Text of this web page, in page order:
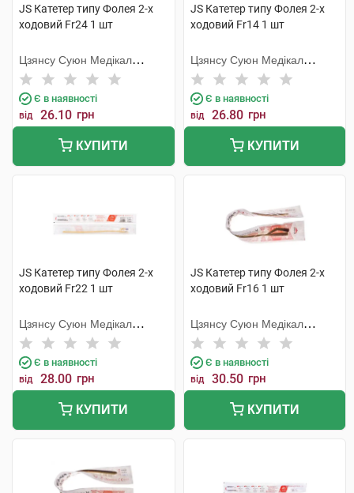
JS Катетер типу Фолея 2-х
ходовий Fr24 1 шт
Цзянсу Суюн Медікал
Метіріалс
Є в наявності
від 26.10 грн
КУПИТИ
JS Катетер типу Фолея 2-х
ходовий Fr14 1 шт
Цзянсу Суюн Медікал
Метіріалс
Є в наявності
від 26.80 грн
КУПИТИ
JS Катетер типу Фолея 2-х
ходовий Fr22 1 шт
Цзянсу Суюн Медікал
Метіріалс
Є в наявності
від 28.00 грн
КУПИТИ
JS Катетер типу Фолея 2-х
ходовий Fr16 1 шт
Цзянсу Суюн Медікал
Метіріалс
Є в наявності
від 30.50 грн
КУПИТИ